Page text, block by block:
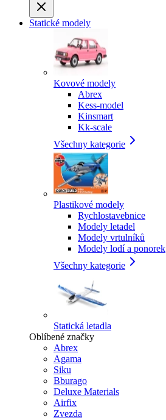
Statické modely
Kovové modely
Abrex
Kess-model
Kinsmart
Kk-scale
Všechny kategorie
Plastikové modely
Rychlostavebnice
Modely letadel
Modely vrtulníků
Modely lodí a ponorek
Všechny kategorie
Statická letadla
Oblíbené značky
Abrex
Agama
Siku
Bburago
Deluxe Materials
Airfix
Zvezda